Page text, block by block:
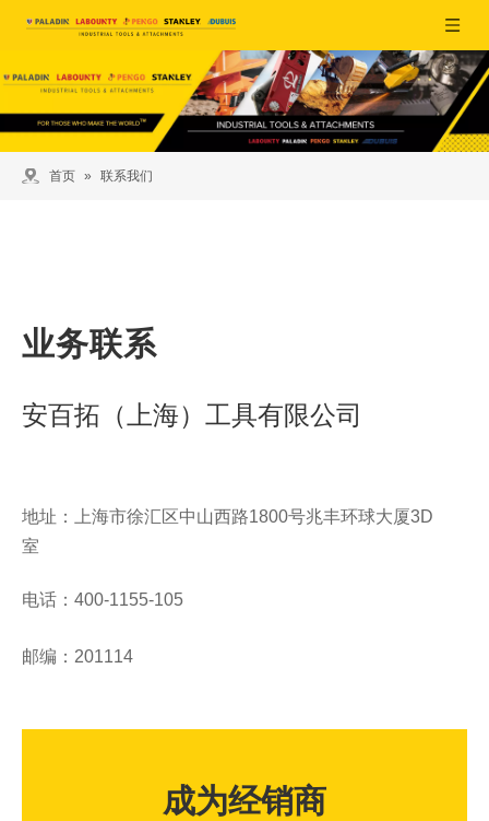
首页 » 联系我们
业务联系
安百拓（上海）工具有限公司
地址：上海市徐汇区中山西路1800号兆丰环球大厦3D
室
电话：400-1155-105
邮编：201114
成为经销商